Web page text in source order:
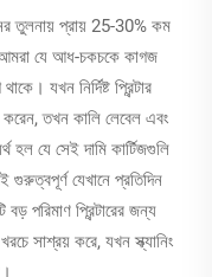
তুলনায় প্রায় 25-30% কম
আমরা যে আধ-চকচকে কাগজ
যখন নির্দিষ্ট প্রিন্টার
করেন, তখন কালি লেবেল এবং
যে সেই দামি কার্টিজগুলি
যেখানে প্রতিদিন
পরিমাণ প্রিন্টারের জন্য
সাশ্রয় করে, যখন স্ক্যানিং